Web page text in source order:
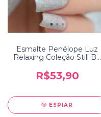
Esmalte Penélope Luz
Relaxing Coleção Still Be
R$53,90
ESPIAR